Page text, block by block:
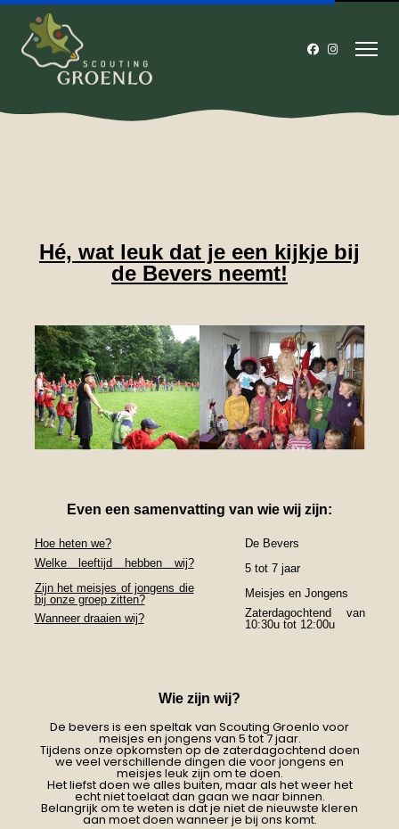
Hé, wat leuk dat je een kijkje bij
de Bevers neemt!
Even een samenvatting van wie wij zijn:
Hoe heten we?
De Bevers
Welke leeftijd hebben wij?
5 tot 7 jaar
Zijn het meisjes of jongens die
bij onze groep zitten?
Meisjes en Jongens
Wanneer draaien wij?
Zaterdagochtend van
10:30u tot 12:00u
Wie zijn wij?
De bevers is een speltak van Scouting Groenlo voor
meisjes en jongens van 5 tot 7 jaar.
Tijdens onze opkomsten op de zaterdagochtend doen
we veel verschillende dingen die voor jongens en
meisjes leuk zijn om te doen.
Het liefst doen we alles buiten, maar als het weer het
echt niet toelaat dan gaan we naar binnen.
Belangrijk om te weten is dat je niet de nieuwste kleren
aan moet doen wanneer je bij ons komt.